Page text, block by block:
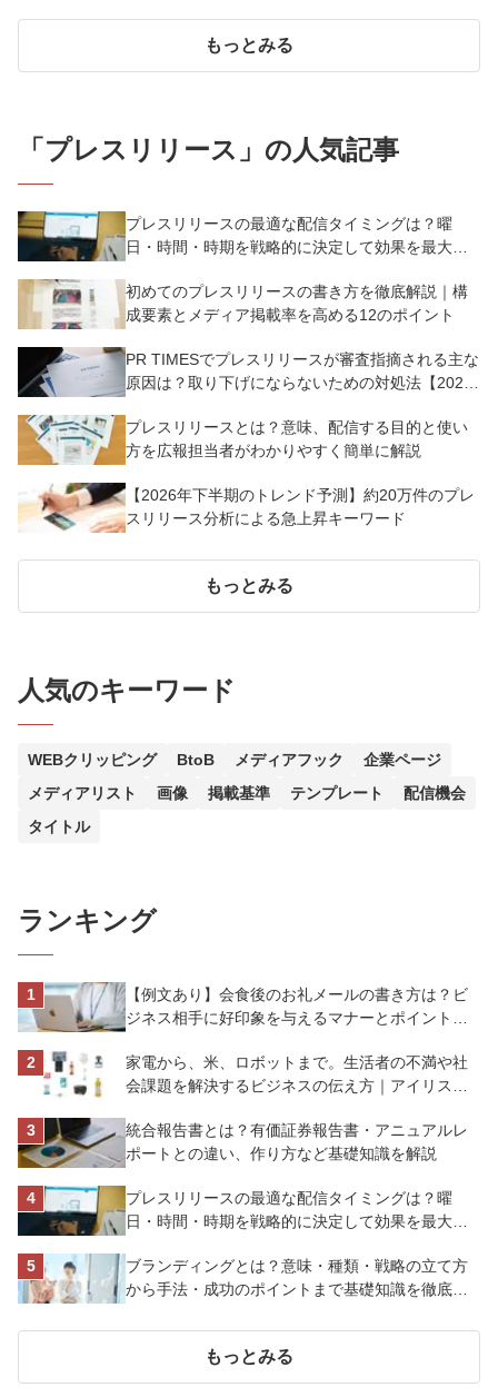
もっとみる
「プレスリリース 」の人気記事
プレスリリースの最適な配信タイミングは？曜
日・時間・時期を戦略的に決定して効果を最大化
初めてのプレスリリースの書き方を徹底解説｜構
成要素とメディア掲載率を高める12のポイント
PR TIMESでプレスリリースが審査指摘される主な
原因は？取り下げにならないための対処法【2025
プレスリリースとは？意味、配信する目的と使い
方を広報担当者がわかりやすく簡単に解説
【2026年下半期のトレンド予測】約20万件のプレ
スリリース分析による急上昇キーワード
もっとみる
人気のキーワード
WEBクリッピング BtoB メディアフック
企業ページ
メディアリスト
画像 掲載基準 テンプレート
配信機会
タイトル
ランキング
【例文あり】会食後のお礼メールの書き方は？ビ
ジネス相手に好印象を与えるマナーとポイントを
家電から、米、ロボットまで。生活者の不満や社
会課題を解決するビジネスの伝え方｜アイリスオ
統合報告書とは？有価証券報告書・アニュアルレ
ポートとの違い、作り方など基礎知識を解説
プレスリリースの最適な配信タイミングは？曜
日・時間・時期を戦略的に決定して効果を最大化
ブランディングとは？意味・種類・戦略の立て方
から手法・成功のポイントまで基礎知識を徹底解
もっとみる